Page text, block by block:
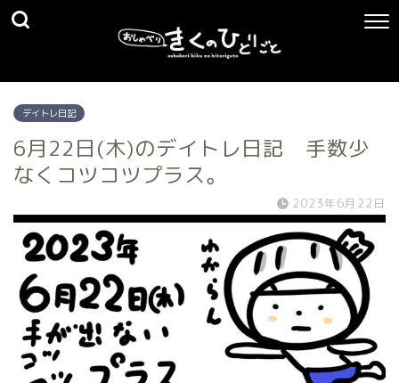
デイトレ日記
6月22日(木)のデイトレ日記 手数少
なくコツコツプラス。
2023年6月22日